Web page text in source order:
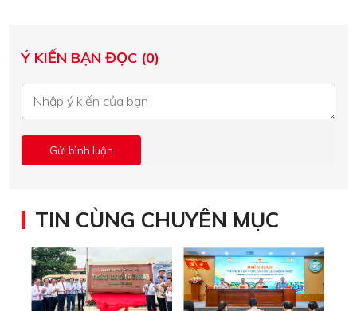
Ý KIẾN BẠN ĐỌC (0)
TIN CÙNG CHUYÊN MỤC